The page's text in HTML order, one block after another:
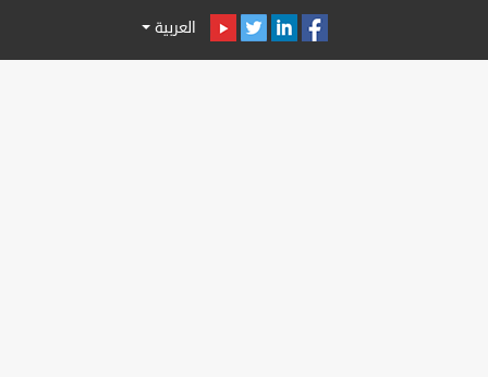
العربية